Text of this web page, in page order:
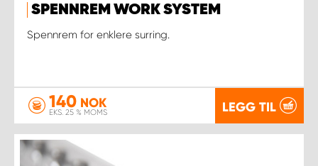
SPENNREM WORK SYSTEM
Spennrem for enklere surring.
140 NOK
EKS. 25 % MOMS LEGG TIL